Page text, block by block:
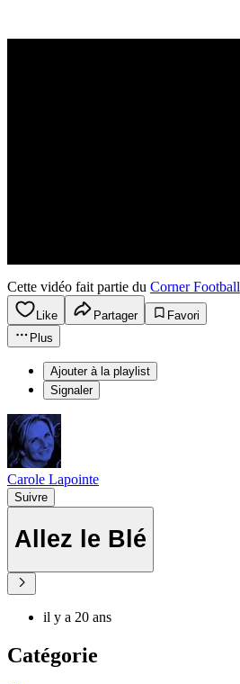
Cette vidéo fait partie du Corner Football
Like Partager
Favori
Plus
Ajouter à la playlist
Signaler
Carole Lapointe
Suivre
Allez le Blé
il y a 20 ans
Catégorie